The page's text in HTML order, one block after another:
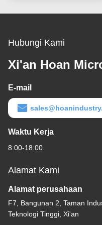
Hubungi Kami
Xi'an Hoan
E-mail
Waktu Kerja
8:00-18:00
Alamat Kami
Alamat perusahaan
F7, Bangunan 2, Taman
Teknologi Tinggi, Xi'an